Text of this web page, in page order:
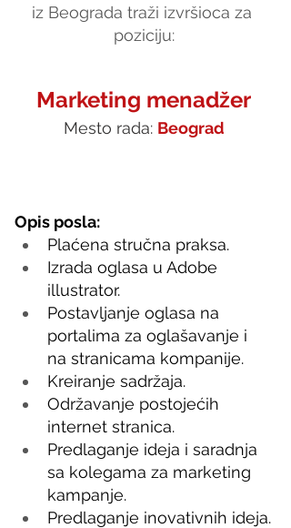
iz Beograda traži izvršioca za
poziciju:
Marketing menadžer
Mesto rada: Beograd
Opis posla:
Plaćena stručna praksa.
Izrada oglasa u Adobe
illustrator.
Postavljanje oglasa na
portalima za oglašavanje i
na stranicama kompanije.
Kreiranje sadržaja.
Održavanje postojećih
internet stranica.
Predlaganje ideja i saradnja
sa kolegama za marketing
kampanje.
Predlaganje inovativnih ideja.